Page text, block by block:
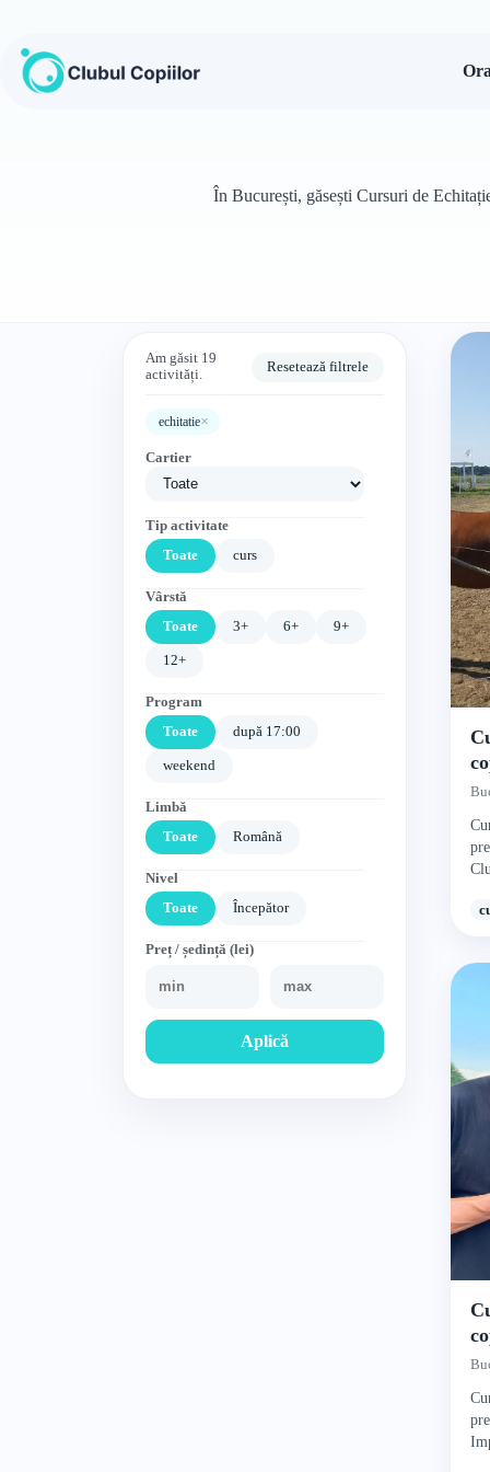
conținut
În București, găsești Cursuri de
Am găsit 19
activități.
Resetează filtrele
echitatie×
Cartier
Tip activitate
Toate
curs
Vârstă
Toate
3+ 6+ 9+
12+
Program
Toate
după 17:00
weekend
Limbă
Toate
Română
Nivel
Toate
Începător
Preț / ședință (lei)
Aplică